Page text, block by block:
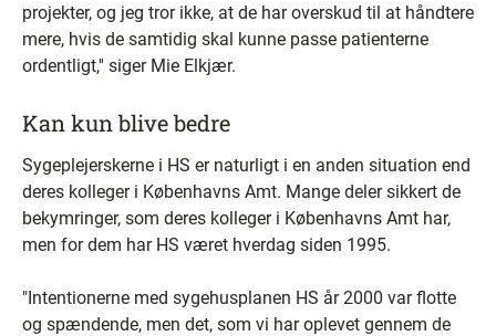
projekter, og jeg tror ikke, at de har overskud til at håndtere
mere, hvis de samtidig skal kunne passe patienterne
ordentligt,'' siger Mie Elkjær.
Kan kun blive bedre
Sygeplejerskerne i HS er naturligt i en anden situation end
deres kolleger i Københavns Amt. Mange deler sikkert de
bekymringer, som deres kolleger i Københavns Amt har,
men for dem har HS været hverdag siden 1995.
"Intentionerne med sygehusplanen HS år 2000 var flotte
og spændende, men det, som vi har oplevet gennem de